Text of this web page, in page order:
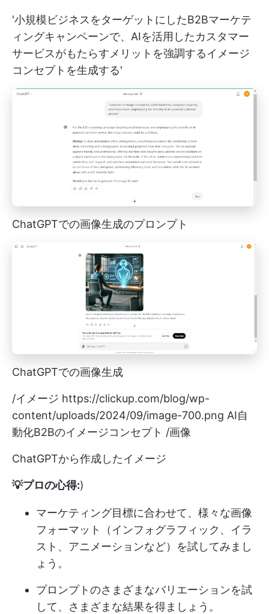
'小規模ビジネスをターゲットにしたB2Bマーケテ
ィングキャンペーンで、AIを活用したカスタマー
サービスがもたらすメリットを強調するイメージ
コンセプトを生成する'
ChatGPTでの画像生成のプロンプト
ChatGPTでの画像生成
/イメージ https://clickup.com/blog/wp-
content/uploads/2024/09/image-700.png AI自
動化B2Bのイメージコンセプト /画像
ChatGPTから作成したイメージ
💡プロの心得:)
マーケティング目標に合わせて、様々な画像
フォーマット（インフォグラフィック、イラ
スト、アニメーションなど）を試してみまし
ょう。
プロンプトのさまざまなバリエーションを試
して、さまざまな結果を得ましょう。